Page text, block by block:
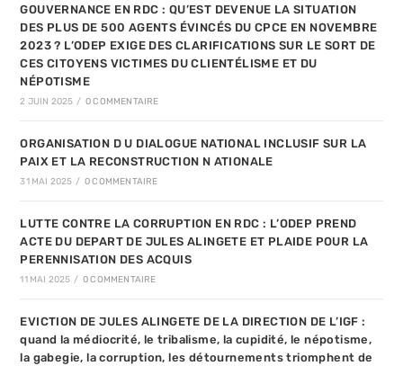
GOUVERNANCE EN RDC : QU’EST DEVENUE LA SITUATION
DES PLUS DE 500 AGENTS ÉVINCÉS DU CPCE EN NOVEMBRE
2023 ? L’ODEP EXIGE DES CLARIFICATIONS SUR LE SORT DE
CES CITOYENS VICTIMES DU CLIENTÉLISME ET DU
NÉPOTISME
2 JUIN 2025 / 0 COMMENTAIRE
ORGANISATION D U DIALOGUE NATIONAL INCLUSIF SUR LA
PAIX ET LA RECONSTRUCTION N ATIONALE
31 MAI 2025 / 0 COMMENTAIRE
LUTTE CONTRE LA CORRUPTION EN RDC : L’ODEP PREND
ACTE DU DEPART DE JULES ALINGETE ET PLAIDE POUR LA
PERENNISATION DES ACQUIS
11 MAI 2025 / 0 COMMENTAIRE
EVICTION DE JULES ALINGETE DE LA DIRECTION DE L’IGF :
quand la médiocrité, le tribalisme, la cupidité, le népotisme,
la gabegie, la corruption, les détournements triomphent de